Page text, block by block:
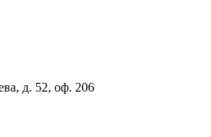
д. 52, оф. 206